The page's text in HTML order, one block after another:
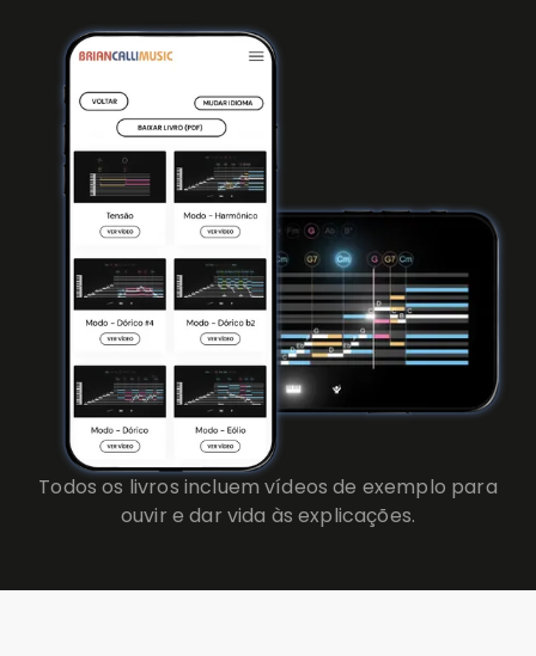
Todos os livros incluem vídeos de exemplo para
ouvir e dar vida às explicações.